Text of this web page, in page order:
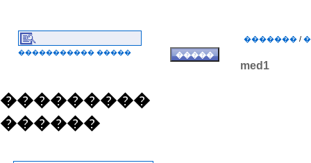
����������� �����
���������
������
������� /
med1